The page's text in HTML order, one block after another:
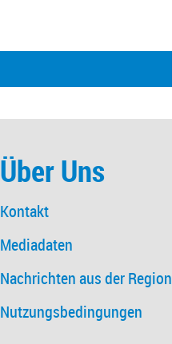
Über Uns
Kontakt
Mediadaten
Nachrichten aus der Region
Nutzungsbedingungen